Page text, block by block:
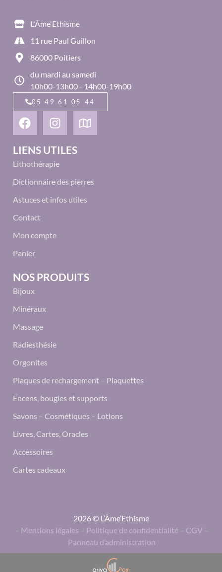
L'Âme'Ethisme
11 rue Paul Guillon
86000 Poitiers
du mardi au samedi
10h00-13h00 - 14h00-19h00
05 49 61 05 44
LIENS UTILES
Lithothérapie
Dictionnaire des pierres
Astuces et infos utiles
Contact
Mon compte
Panier
NOS PRODUITS
Bijoux
Minéraux
Massage
Radiesthésie
Orgonites
Plaques de rechargement – Plaquettes
Encens, bougies et supports
Savons – Cosmétiques – Lotions
Livres, Cartes, Oracles
Accessoires
Cartes cadeaux
2026 © L’Âme’Ethisme
– Mentions légales – Politique de confidentialité – CGV –
Panneau d’administration